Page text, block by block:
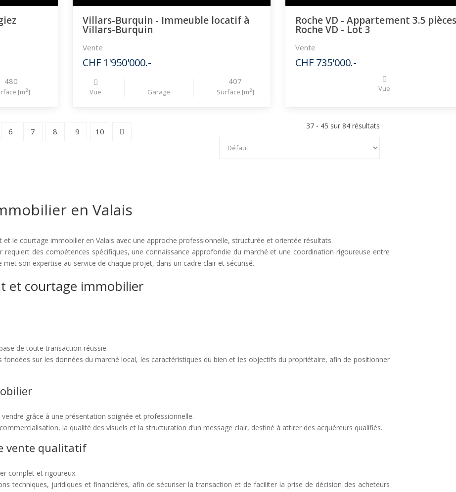
480
[m2]
Villars-Burquin - Immeuble locatif à
Villars-Burquin
Vente
CHF 1'950'000.-
Vue Garage
407
Surface [m2]
Roche VD - Appartement 3.5
Roche VD - Lot 3
Vente
CHF 735'000.-
Vue
6 7 8 9 10
37 - 45 sur 84 résultats
en Valais
et le courtage immobilier en Valais avec une approche professionnelle, structurée et orientée résultats.
requiert des compétences spécifiques, une connaissance approfondie du marché et une coordination rigoureuse entre
son expertise au service de chaque projet, dans un cadre clair et sécurisé.
et courtage immobilier
de toute transaction réussie.
fondées sur les données du marché local, les caractéristiques du bien et les objectifs du propriétaire, afin de positionner
grâce à une présentation soignée et professionnelle.
la qualité des visuels et la structuration d’un message clair, destiné à attirer des acquéreurs qualifiés.
vente qualitatif
complet et rigoureux.
techniques, juridiques et financières, afin de sécuriser la transaction et de faciliter la prise de décision des acheteurs